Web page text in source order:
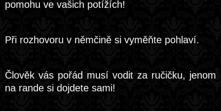
pomohu ve vašich potížích!
Při rozhovoru v němčině si vyměňte pohlaví.
Člověk vás pořád musí vodit za ručičku, jenom
na rande si dojdete sami!